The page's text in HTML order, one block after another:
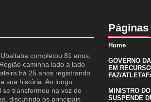
completou 81 anos,
caminha lado a lado
há 25 anos registrando
sua história. Ao longo
se transformou na voz do
discutindo os principais
Páginas
Home
GOVERNO
EM
FAZ/
MINISTRO
SUSPENDE